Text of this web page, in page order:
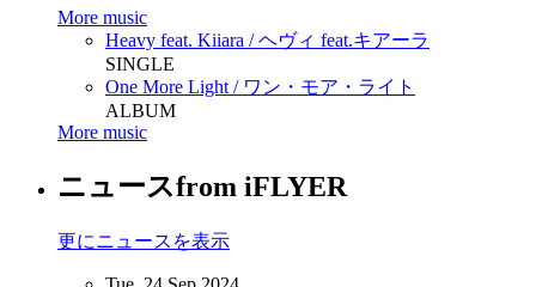
More music
Heavy feat. Kiiara / ヘヴィ feat.キアーラ
SINGLE
One More Light / ワン・モア・ライト
ALBUM
More music
ニュースfrom iFLYER
更にニュースを表示